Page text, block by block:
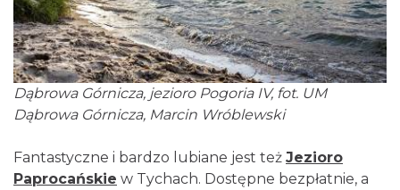
Dąbrowa Górnicza, jezioro Pogoria IV, fot. UM
Dąbrowa Górnicza, Marcin Wróblewski
Fantastyczne i bardzo lubiane jest też Jezioro
Paprocańskie w Tychach. Dostępne bezpłatnie, a